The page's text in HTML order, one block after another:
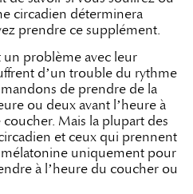
circadien déterminera
prendre ce supplément.
un problème avec leur
d’un trouble du rythme
de prendre de la
ou deux avant l’heure à
Mais la plupart des
et ceux qui prennent
mélatonine uniquement pour
à l’heure du coucher ou